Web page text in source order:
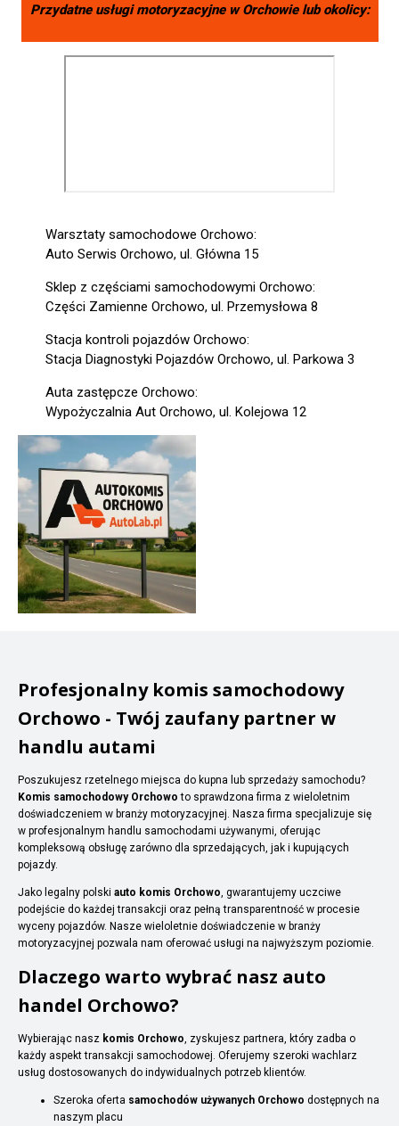
Przydatne usługi motoryzacyjne wOrchowielub okolicy:
Warsztaty samochodowe Orchowo:
Auto Serwis Orchowo, ul. Główna 15
Sklep z częściami samochodowymi Orchowo:
Części Zamienne Orchowo, ul. Przemysłowa 8
Stacja kontroli pojazdów Orchowo:
Stacja Diagnostyki Pojazdów Orchowo, ul. Parkowa 3
Auta zastępcze Orchowo:
Wypożyczalnia Aut Orchowo, ul. Kolejowa 12
Profesjonalny komis samochodowy
Orchowo - Twój zaufany partner w
handlu autami
Poszukujesz rzetelnego miejsca do kupna lub sprzedaży samochodu?
Komis samochodowy Orchowo to sprawdzona firma z wieloletnim
doświadczeniem w branży motoryzacyjnej. Nasza firma specjalizuje się
w profesjonalnym handlu samochodami używanymi, oferując
kompleksową obsługę zarówno dla sprzedających, jak i kupujących
pojazdy.
Jako legalny polski auto komis Orchowo, gwarantujemy uczciwe
podejście do każdej transakcji oraz pełną transparentność w procesie
wyceny pojazdów. Nasze wieloletnie doświadczenie w branży
motoryzacyjnej pozwala nam oferować usługi na najwyższym poziomie.
Dlaczego warto wybrać nasz auto
handel Orchowo?
Wybierając nasz komis Orchowo, zyskujesz partnera, który zadba o
każdy aspekt transakcji samochodowej. Oferujemy szeroki wachlarz
usług dostosowanych do indywidualnych potrzeb klientów.
Szeroka oferta samochodów używanych Orchowo dostępnych na
naszym placu